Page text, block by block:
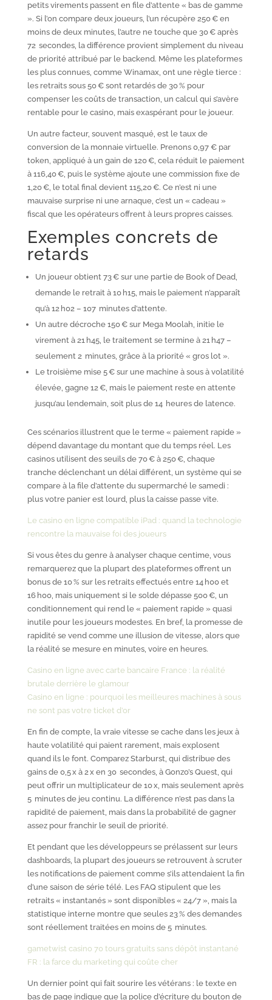
petits virements passent en file d’attente « bas de gamme
». Si l’on compare deux joueurs, l’un récupère 250 € en
moins de deux minutes, l’autre ne touche que 30 € après
72 secondes, la différence provient simplement du niveau
de priorité attribué par le backend. Même les plateformes
les plus connues, comme Winamax, ont une règle tierce :
les retraits sous 50 € sont retardés de 30 % pour
compenser les coûts de transaction, un calcul qui s’avère
rentable pour le casino, mais exaspérant pour le joueur.
Un autre facteur, souvent masqué, est le taux de
conversion de la monnaie virtuelle. Prenons 0,97 € par
token, appliqué à un gain de 120 €, cela réduit le paiement
à 116,40 €, puis le système ajoute une commission fixe de
1,20 €, le total final devient 115,20 €. Ce n’est ni une
mauvaise surprise ni une arnaque, c’est un « cadeau »
fiscal que les opérateurs offrent à leurs propres caisses.
Exemples concrets de
retards
Un joueur obtient 73 € sur une partie de Book of Dead,
demande le retrait à 10 h15, mais le paiement n’apparaît
qu’à 12 h02 – 107 minutes d’attente.
Un autre décroche 150 € sur Mega Moolah, initie le
virement à 21 h45, le traitement se termine à 21 h47 –
seulement 2 minutes, grâce à la priorité « gros lot ».
Le troisième mise 5 € sur une machine à sous à volatilité
élevée, gagne 12 €, mais le paiement reste en attente
jusqu’au lendemain, soit plus de 14 heures de latence.
Ces scénarios illustrent que le terme « paiement rapide »
dépend davantage du montant que du temps réel. Les
casinos utilisent des seuils de 70 € à 250 €, chaque
tranche déclenchant un délai différent, un système qui se
compare à la file d’attente du supermarché le samedi :
plus votre panier est lourd, plus la caisse passe vite.
Le casino en ligne compatible iPad : quand la technologie
rencontre la mauvaise foi des joueurs
Si vous êtes du genre à analyser chaque centime, vous
remarquerez que la plupart des plateformes offrent un
bonus de 10 % sur les retraits effectués entre 14 h00 et
16 h00, mais uniquement si le solde dépasse 500 €, un
conditionnement qui rend le « paiement rapide » quasi
inutile pour les joueurs modestes. En bref, la promesse de
rapidité se vend comme une illusion de vitesse, alors que
la réalité se mesure en minutes, voire en heures.
Casino en ligne avec carte bancaire France : la réalité
brutale derrière le glamour
Casino en ligne : pourquoi les meilleures machines à sous
ne sont pas votre ticket d’or
En fin de compte, la vraie vitesse se cache dans les jeux à
haute volatilité qui paient rarement, mais explosent
quand ils le font. Comparez Starburst, qui distribue des
gains de 0,5 x à 2 x en 30 secondes, à Gonzo’s Quest, qui
peut offrir un multiplicateur de 10 x, mais seulement après
5 minutes de jeu continu. La différence n’est pas dans la
rapidité de paiement, mais dans la probabilité de gagner
assez pour franchir le seuil de priorité.
Et pendant que les développeurs se prélassent sur leurs
dashboards, la plupart des joueurs se retrouvent à scruter
les notifications de paiement comme s’ils attendaient la fin
d’une saison de série télé. Les FAQ stipulent que les
retraits « instantanés » sont disponibles « 24/7 », mais la
statistique interne montre que seules 23 % des demandes
sont réellement traitées en moins de 5 minutes.
gametwist casino 70 tours gratuits sans dépôt instantané
FR : la farce du marketing qui coûte cher
Un dernier point qui fait sourire les vétérans : le texte en
bas de page indique que la police d’écriture du bouton de